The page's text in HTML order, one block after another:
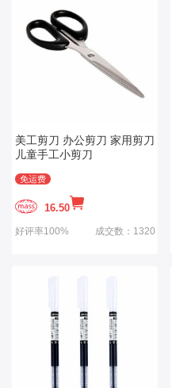
美工剪刀 办公剪刀 家用剪刀
儿童手工小剪刀
免运费
16.50
好评率100% 成交数：1320